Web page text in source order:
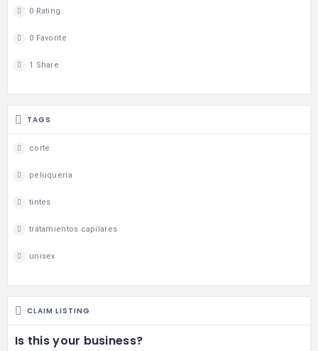
0 Rating
0 Favorite
1 Share
TAGS
corte
peluqueria
tintes
tratamientos capilares
unisex
CLAIM LISTING
Is this your business?